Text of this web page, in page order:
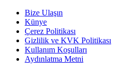
Bize Ulaşın
Künye
Çerez Politikası
Gizlilik ve KVK Politikası
Kullanım Koşulları
Aydınlatma Metni